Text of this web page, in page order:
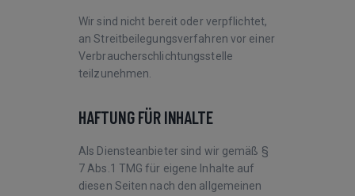
Wir sind nicht bereit oder verpflichtet,
an Streitbeilegungsverfahren vor einer
Verbraucherschlichtungsstelle
teilzunehmen.
HAFTUNG FÜR INHALTE
Als Diensteanbieter sind wir gemäß §
7 Abs.1 TMG für eigene Inhalte auf
diesen Seiten nach den allgemeinen